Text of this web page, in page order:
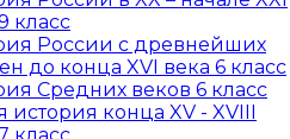
класс
России с древнейших
до конца XVI века 6 класс
Средних веков 6 класс
история конца XV - XVIII